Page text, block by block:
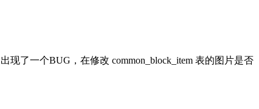
现了一个BUG，在修改 common_block_item 表的图片是否